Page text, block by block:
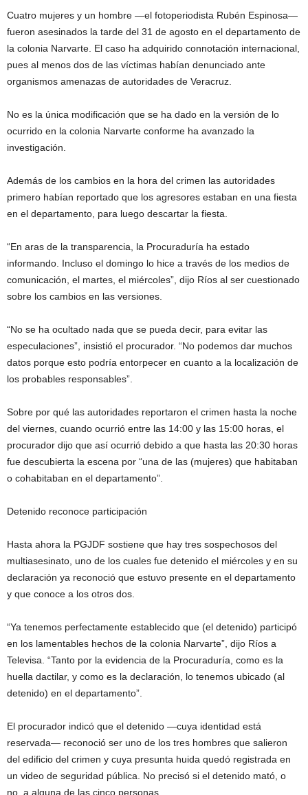
Cuatro mujeres y un hombre —el fotoperiodista Rubén Espinosa—
fueron asesinados la tarde del 31 de agosto en el departamento de
la colonia Narvarte. El caso ha adquirido connotación internacional,
pues al menos dos de las víctimas habían denunciado ante
organismos amenazas de autoridades de Veracruz.
No es la única modificación que se ha dado en la versión de lo
ocurrido en la colonia Narvarte conforme ha avanzado la
investigación.
Además de los cambios en la hora del crimen las autoridades
primero habían reportado que los agresores estaban en una fiesta
en el departamento, para luego descartar la fiesta.
“En aras de la transparencia, la Procuraduría ha estado
informando. Incluso el domingo lo hice a través de los medios de
comunicación, el martes, el miércoles”, dijo Ríos al ser cuestionado
sobre los cambios en las versiones.
“No se ha ocultado nada que se pueda decir, para evitar las
especulaciones”, insistió el procurador. “No podemos dar muchos
datos porque esto podría entorpecer en cuanto a la localización de
los probables responsables”.
Sobre por qué las autoridades reportaron el crimen hasta la noche
del viernes, cuando ocurrió entre las 14:00 y las 15:00 horas, el
procurador dijo que así ocurrió debido a que hasta las 20:30 horas
fue descubierta la escena por “una de las (mujeres) que habitaban
o cohabitaban en el departamento”.
Detenido reconoce participación
Hasta ahora la PGJDF sostiene que hay tres sospechosos del
multiasesinato, uno de los cuales fue detenido el miércoles y en su
declaración ya reconoció que estuvo presente en el departamento
y que conoce a los otros dos.
“Ya tenemos perfectamente establecido que (el detenido) participó
en los lamentables hechos de la colonia Narvarte”, dijo Ríos a
Televisa. “Tanto por la evidencia de la Procuraduría, como es la
huella dactilar, y como es la declaración, lo tenemos ubicado (al
detenido) en el departamento”.
El procurador indicó que el detenido —cuya identidad está
reservada— reconoció ser uno de los tres hombres que salieron
del edificio del crimen y cuya presunta huida quedó registrada en
un video de seguridad pública. No precisó si el detenido mató, o
no, a alguna de las cinco personas.